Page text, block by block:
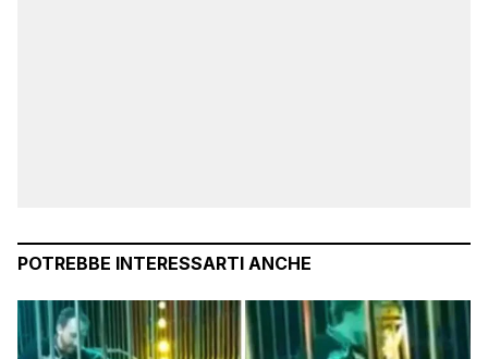
POTREBBE INTERESSARTI ANCHE